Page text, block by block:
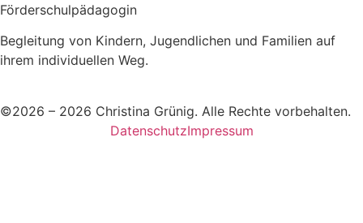
Förderschulpädagogin
Begleitung von Kindern, Jugendlichen und Familien auf
ihrem individuellen Weg.
©2026 – 2026 Christina Grünig. Alle Rechte vorbehalten.
DatenschutzImpressum